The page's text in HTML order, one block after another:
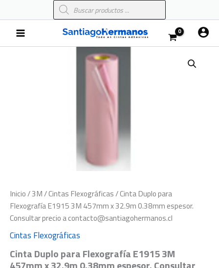
al
contenido
Búsqueda
de
Main
Menu
Inicio/3M/Cintas Flexográficas/ Cinta Duplo para
Flexografía E1915 3M 457mm x 32.9m 0.38mm espesor.
Consultar precio a contacto@santiagohermanos.cl
Cintas Flexográficas
Cinta Duplo para Flexografía E1915 3M